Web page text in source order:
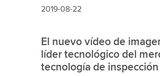
2019-08-22
El nuevo vídeo de
líder tecnológico del
tecnología de